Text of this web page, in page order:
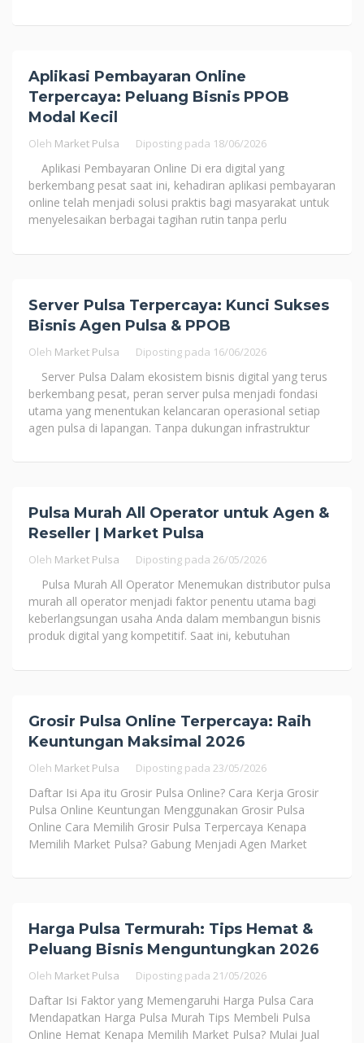
Aplikasi Pembayaran Online
Terpercaya: Peluang Bisnis PPOB
Modal Kecil
Oleh Market Pulsa Diposting pada 18/06/2026
Aplikasi Pembayaran Online Di era digital yang
berkembang pesat saat ini, kehadiran aplikasi pembayaran
online telah menjadi solusi praktis bagi masyarakat untuk
menyelesaikan berbagai tagihan rutin tanpa perlu
Server Pulsa Terpercaya: Kunci Sukses
Bisnis Agen Pulsa & PPOB
Oleh Market Pulsa Diposting pada 16/06/2026
Server Pulsa Dalam ekosistem bisnis digital yang terus
berkembang pesat, peran server pulsa menjadi fondasi
utama yang menentukan kelancaran operasional setiap
agen pulsa di lapangan. Tanpa dukungan infrastruktur
Pulsa Murah All Operator untuk Agen &
Reseller | Market Pulsa
Oleh Market Pulsa Diposting pada 26/05/2026
Pulsa Murah All Operator Menemukan distributor pulsa
murah all operator menjadi faktor penentu utama bagi
keberlangsungan usaha Anda dalam membangun bisnis
produk digital yang kompetitif. Saat ini, kebutuhan
Grosir Pulsa Online Terpercaya: Raih
Keuntungan Maksimal 2026
Oleh Market Pulsa Diposting pada 23/05/2026
Daftar Isi Apa itu Grosir Pulsa Online? Cara Kerja Grosir
Pulsa Online Keuntungan Menggunakan Grosir Pulsa
Online Cara Memilih Grosir Pulsa Terpercaya Kenapa
Memilih Market Pulsa? Gabung Menjadi Agen Market
Harga Pulsa Termurah: Tips Hemat &
Peluang Bisnis Menguntungkan 2026
Oleh Market Pulsa Diposting pada 21/05/2026
Daftar Isi Faktor yang Memengaruhi Harga Pulsa Cara
Mendapatkan Harga Pulsa Murah Tips Membeli Pulsa
Online Hemat Kenapa Memilih Market Pulsa? Mulai Jual